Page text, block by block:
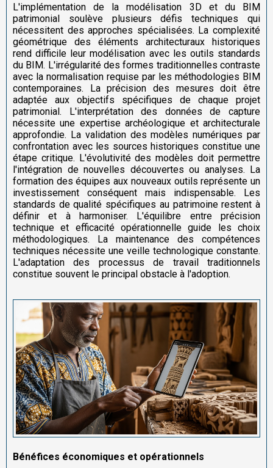
L'implémentation de la modélisation 3D et du BIM
patrimonial soulève plusieurs défis techniques qui
nécessitent des approches spécialisées. La complexité
géométrique des éléments architecturaux historiques
rend difficile leur modélisation avec les outils standards
du BIM. L'irrégularité des formes traditionnelles contraste
avec la normalisation requise par les méthodologies BIM
contemporaines. La précision des mesures doit être
adaptée aux objectifs spécifiques de chaque projet
patrimonial. L'interprétation des données de capture
nécessite une expertise archéologique et architecturale
approfondie. La validation des modèles numériques par
confrontation avec les sources historiques constitue une
étape critique. L'évolutivité des modèles doit permettre
l'intégration de nouvelles découvertes ou analyses. La
formation des équipes aux nouveaux outils représente un
investissement conséquent mais indispensable. Les
standards de qualité spécifiques au patrimoine restent à
définir et à harmoniser. L'équilibre entre précision
technique et efficacité opérationnelle guide les choix
méthodologiques. La maintenance des compétences
techniques nécessite une veille technologique constante.
L'adaptation des processus de travail traditionnels
constitue souvent le principal obstacle à l'adoption.
Bénéfices économiques et opérationnels